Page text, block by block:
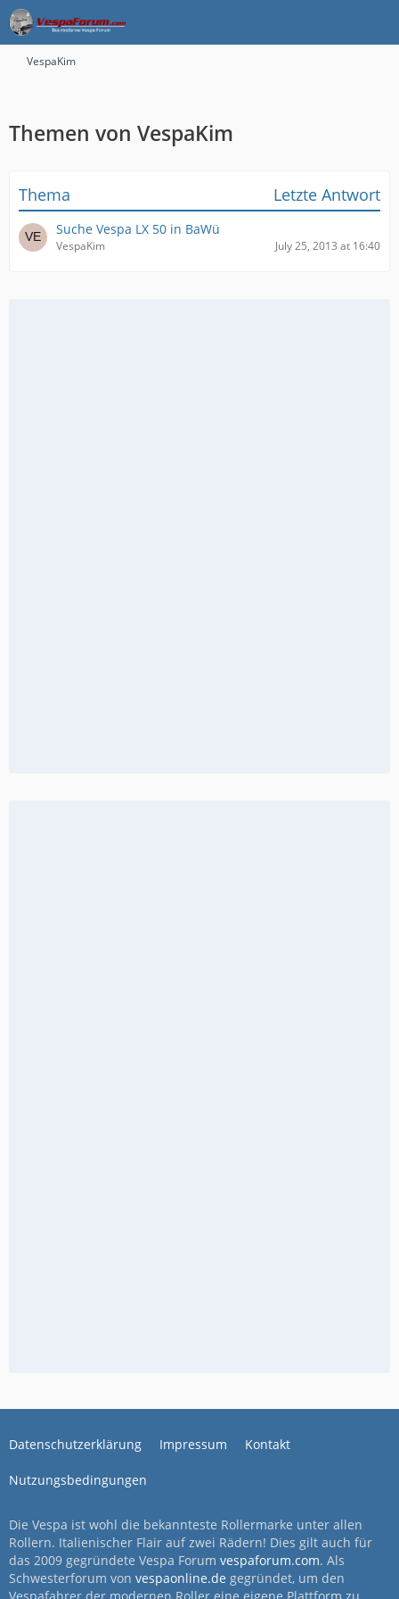
VespaKim
Themen von VespaKim
Thema Letzte Antwort
Suche Vespa LX 50 in BaWü
VespaKim July 25, 2013 at 16:40
Datenschutzerklärung Impressum Kontakt
Nutzungsbedingungen
Die Vespa ist wohl die bekannteste Rollermarke unter allen
Rollern. Italienischer Flair auf zwei Rädern! Dies gilt auch für
das 2009 gegründete Vespa Forum vespaforum.com. Als
Schwesterforum von vespaonline.de gegründet, um den